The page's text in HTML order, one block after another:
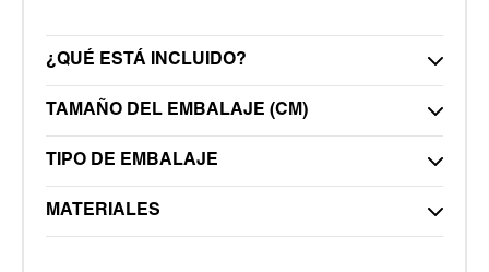
¿QUÉ ESTÁ INCLUIDO?
TAMAÑO DEL EMBALAJE (CM)
TIPO DE EMBALAJE
MATERIALES